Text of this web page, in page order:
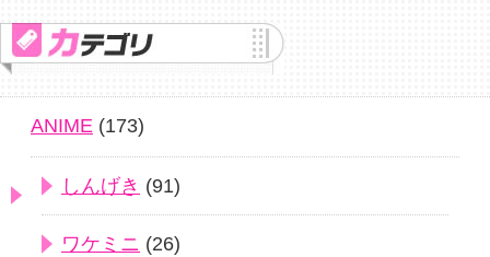
ANIME (173)
しんげき (91)
ワケミニ (26)